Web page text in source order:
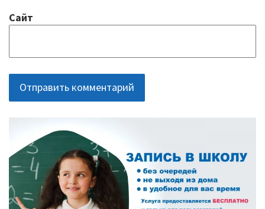
Сайт
ОСНОВНАЯ
ПАНЕЛЬ